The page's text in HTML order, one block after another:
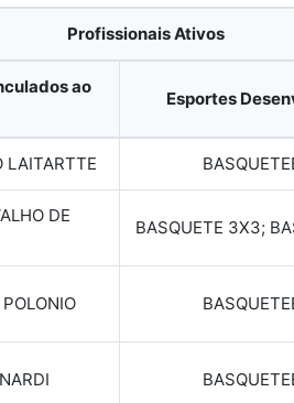
Profissionais Ativos
ao
Esportes
LAITARTTE
DE
BASQUETE 3X3;